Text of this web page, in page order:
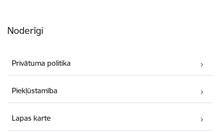
Noderīgi
Privātuma politika
Piekļūstamība
Lapas karte